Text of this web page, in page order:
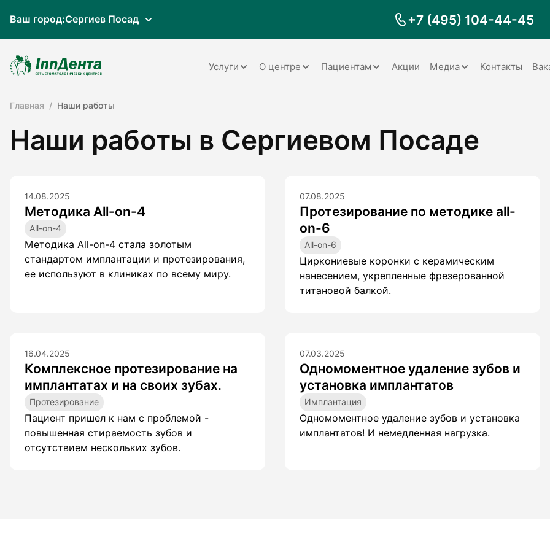
Ваш город:Сергиев Посад +7 (495) 104-44-45
Услуги
Ортопедия
Имплантация
Детская стоматология
Гигиена полости рта
О центре
Обратная связь
Пациентам
Запрос справки на налоговый
вычет
Акции Медиа
Видеоотзывы
Наши работы
Контакты
Главная Наши работы
Наши работы в Сергиевом Посаде
14.08.2025
Методика All-on-4
All-on-4
Методика All-on-4 стала золотым
стандартом имплантации и протезирования,
ее используют в клиниках по всему миру.
07.08.2025
Протезирование по методике all-
on-6
All-on-6
Циркониевые коронки с керамическим
нанесением, укрепленные фрезерованной
титановой балкой.
16.04.2025
Комплексное протезирование на
имплантатах и на своих зубах.
Протезирование
Пациент пришел к нам с проблемой -
повышенная стираемость зубов и
отсутствием нескольких зубов.
07.03.2025
Одномоментное удаление зубов и
установка имплантатов
Имплантация
Одномоментное удаление зубов и установка
имплантатов! И немедленная нагрузка.